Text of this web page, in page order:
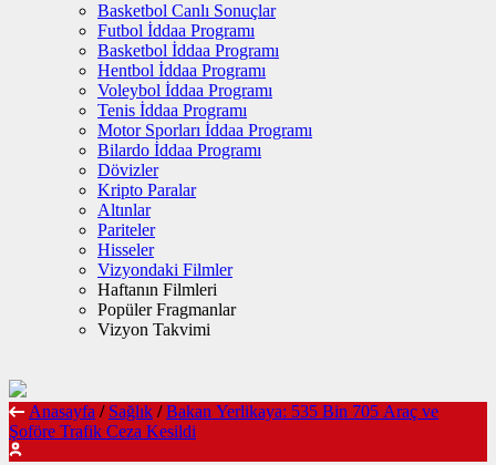
Basketbol Canlı Sonuçlar
Futbol İddaa Programı
Basketbol İddaa Programı
Hentbol İddaa Programı
Voleybol İddaa Programı
Tenis İddaa Programı
Motor Sporları İddaa Programı
Bilardo İddaa Programı
Dövizler
Kripto Paralar
Altınlar
Pariteler
Hisseler
Vizyondaki Filmler
Haftanın Filmleri
Popüler Fragmanlar
Vizyon Takvimi
Anasayfa / Sağlık / Bakan Yerlikaya: 535 Bin 705 Araç ve
Şoföre Trafik Ceza Kesildi